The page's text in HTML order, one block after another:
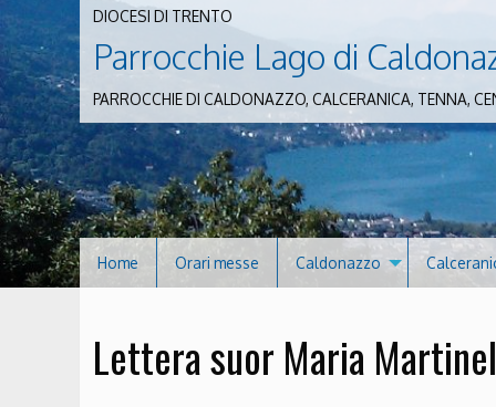
DIOCESI DI TRENTO
Parrocchie Lago di
PARROCCHIE DI CALDONAZZO, CALCERANICA, TENNA,
Home Orari messe Caldonazzo
Lettera suor Maria